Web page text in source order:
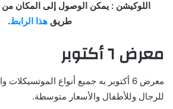
طريق هذا الرابط.
معرض ٦ أكتوبر
معرض 6 أكتوبر به جميع أنواع
للرجال وللأطفال والأسعار متوسطة.